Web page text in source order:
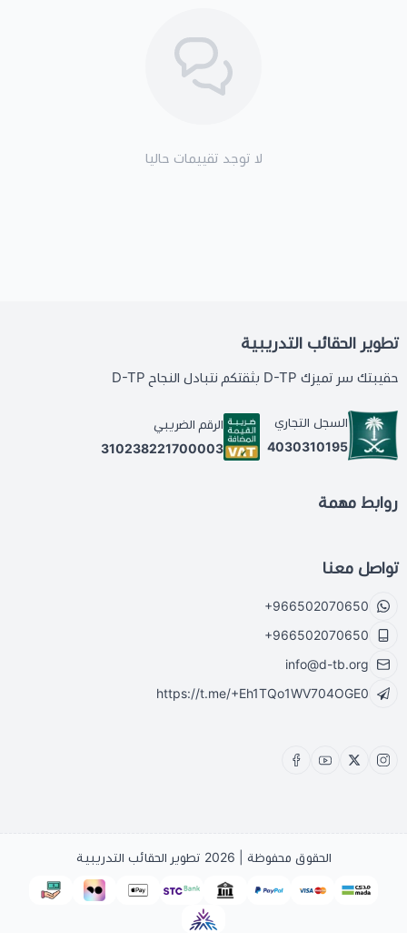
لا توجد تقييمات حاليا
تطوير الحقائب التدريبية
حقيبتك سر تميزك D-TP بثقتكم نتبادل النجاح D-TP
السجل التجاري
4030310195
الرقم الضريبي
310238221700003
روابط مهمة
تواصل معنا
+966502070650
+966502070650
info@d-tb.org
https://t.me/+Eh1TQo1WV704OGE0
الحقوق محفوظة | 2026 تطوير الحقائب التدريبية